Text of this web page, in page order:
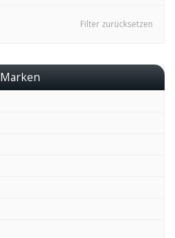
Filter zurücksetzen
Marken